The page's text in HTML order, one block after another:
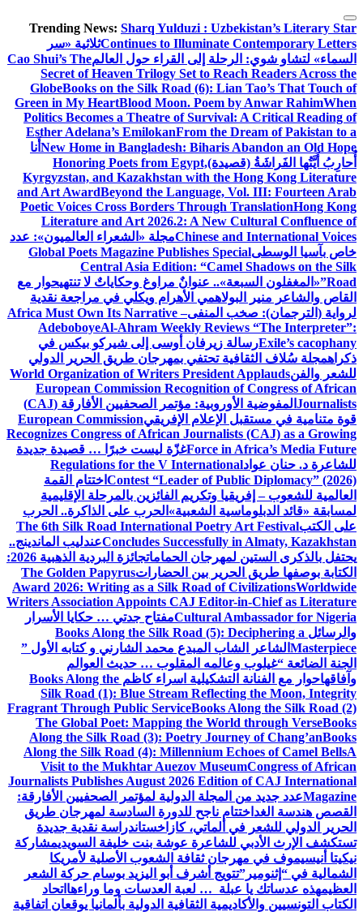
التجاوز
إلى
المحتوى
Trending News: Sharq Yulduzi : Uzbekistan’s Literary Star
Continues to Illuminate Contemporary Lettersثلاثية «سر
السماء» لتشاو شوي: الرحلة إلى القراء حول العالمCao Shui’s The
Secret of Heaven Trilogy Set to Reach Readers Across the
GlobeBooks on the Silk Road (6): Lian Tao’s That Touch of
Green in My HeartBlood Moon. Poem by Anwar RahimWhen
Politics Becomes a Theatre of Survival: A Critical Reading of
Esther Adelana’s EmilokanFrom the Dream of Pakistan to a
New Home in Bangladesh: Biharis Abandon an Old Hope أَنا
أُحارِبُ أَيَّتُها الفَراشَةُ (قصيدة)Honoring Poets from Egypt,
Kyrgyzstan, and Kazakhstan with the Hong Kong Literature
and Art AwardBeyond the Language, Vol. III: Fourteen Arab
Poetic Voices Cross Borders Through TranslationHong Kong
Literature and Art 2026.2: A New Cultural Confluence of
Chinese and International Voicesمجلة «الشعراء العالميون»: عدد
خاص بآسيا الوسطىGlobal Poets Magazine Publishes Special
Central Asia Edition: “Camel Shadows on the Silk
Road” «المغفلون السبعة».. عنوانٌ مراوغ وحكاياتٌ لا تنتهيحوار مع
القاص والشاعر منير البولاهمي الأهرام ويكلي في مراجعة نقدية
لرواية (الترجمان): صخب المنفىAfrica Must Own Its Narrative –
AdeboboyeAl-Ahram Weekly Reviews “The Interpreter”:
Exile’s cacophanyرسالة زيرفان أوسى إلى شيركو بيكس في
ذكراهمجلة سُلاف الثقافية تحتفي بمهرجان طريق الحرير الدولي
للشعر والفنWorld Organization of Writers President Applauds
European Commission Recognition of Congress of African
Journalists
المفوضية الأوروبية: مؤتمر الصحفيين الأفارقة (CAJ)
قوة متنامية في مستقبل الإعلام الإفريقيEuropean Commission
Recognizes Congress of African Journalists (CAJ) as a Growing
Force in Africa’s Media Futureغزّة ليست خبرًا … قصيدة جديدة
للشاعرة د. حنان عوادRegulations for the V International
Contest “Leader of Public Diplomacy” (2026) اختتام القمة
العالمية للشعوب – إفريقيا وتكريم الفائزين بالمرحلة الإقليمية
لمسابقة «قائد الدبلوماسية الشعبية» الحرب على الذاكرة.. الحرب
على الكتبThe 6th Silk Road International Poetry Art Festival
Concludes Successfully in Almaty, Kazakhstanعندليب الماندينج..
يحتفل بالذكرى الستين لمهرجان الحمامات
جائزة البردية الذهبية 2026:
الكتابة بوصفها طريق الحرير بين الحضاراتThe Golden Papyrus
Award 2026: Writing as a Silk Road of CivilizationsWorldwide
Writers Association Appoints CAJ Editor-in-Chief as Literature
Cultural Ambassador for Nigeriaمفتاح جدتي … حكايا الأسرار
والرسائل Books Along the Silk Road (5): Deciphering a
Masterpiece الشاعر الشاب المبدع محمد الشارني و كتابه الأول ”
الجنة الضائعة “غيلوب وعالمه المقلوب … حديث العوالم
وآفاقهاحوار مع الفنانة التشكيلية اسراء كاظم Books Along the
Silk Road (1): Blue Stream Reflecting the Moon, Integrity
Fragrant Through Public ServiceBooks Along the Silk Road (2)
The Global Poet: Mapping the World through VerseBooks
Along the Silk Road (3): Poetry Journey of Chang’anBooks
Along the Silk Road (4): Millennium Echoes of Camel BellsA
Visit to the Mukhtar Auezov MuseumCongress of African
Journalists Publishes August 2026 Edition of CAJ International
Magazineعدد جديد من المجلة الدولية لمؤتمر الصحفيين الأفارقة:
القصص هندسة الغد اختتام ناجح للدورة السادسة لمهرجان طريق
الحرير الدولي للشعر في ألماتي، كازاخستاندراسة نقدية جديدة
تستكشف الإرث الأدبي للشاعرة عوشة بنت خليفة السويديمشاركة
نيكيتا أنيسيموف في مهرجان ثقافة الشعوب الأصلية لأمريكا
الشمالية في “إثنومير”تتويج أشرف أبو اليزيد بوسام حركة الشعر
العظيمهذه عدساتك يا عبلة … لعبة العدسات وما وراءها اتحاد
الكتاب التونسيين والأكاديمية الثقافية الدولية بألمانيا يوقعان اتفاقية